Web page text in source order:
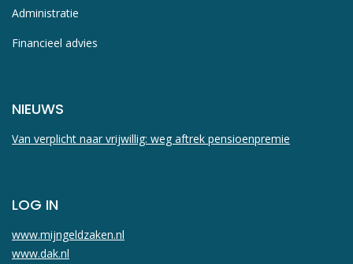
Administratie
Financieel advies
NIEUWS
Van verplicht naar vrijwillig: weg aftrek pensioenpremie
LOG IN
www.mijngeldzaken.nl
www.dak.nl